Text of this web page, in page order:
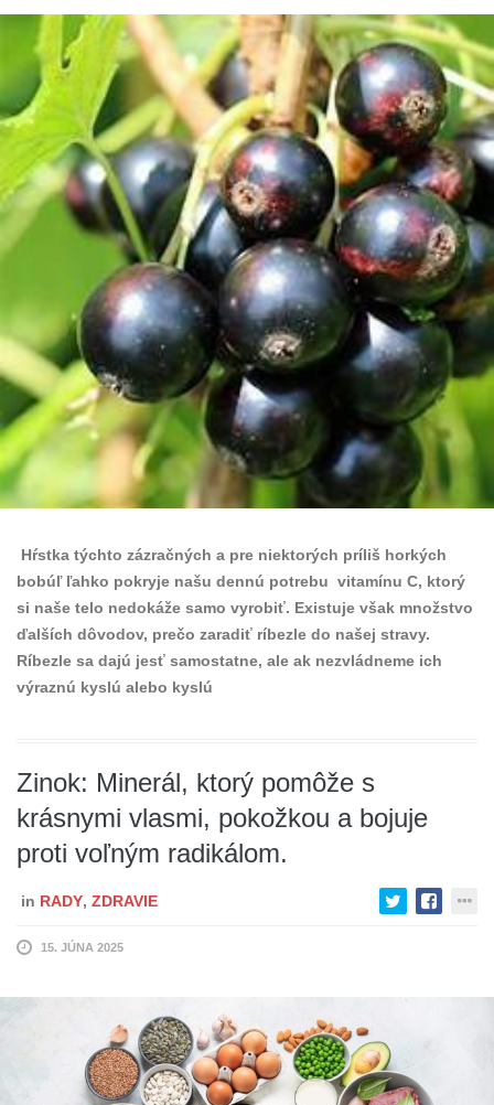
Hŕstka týchto zázračných a pre niektorých príliš horkých
bobúľ ľahko pokryje našu dennú potrebu vitamínu C, ktorý
si naše telo nedokáže samo vyrobiť. Existuje však množstvo
ďalších dôvodov, prečo zaradiť ríbezle do našej stravy.
Ríbezle sa dajú jesť samostatne, ale ak nezvládneme ich
výraznú kyslú alebo kyslú
Zinok: Minerál, ktorý pomôže s
krásnymi vlasmi, pokožkou a bojuje
proti voľným radikálom.
in RADY, ZDRAVIE
15. JÚNA 2025